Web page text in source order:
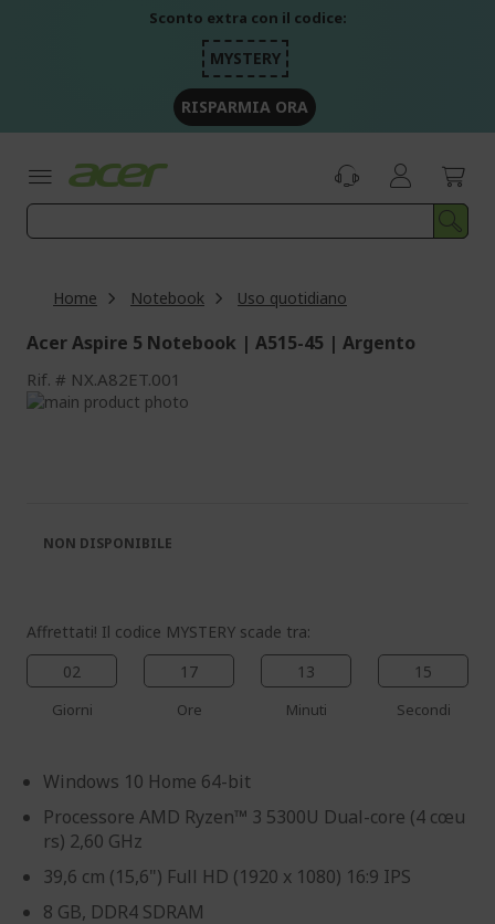
Sconto extra con il codice:
MYSTERY
RISPARMIA ORA
Home Notebook Uso quotidiano
Acer Aspire 5 Notebook | A515-45 | Argento
Rif. NX.A82ET.001
Vai
immagini
immagini
Affrettati! Il codice MYSTERY scade tra:
02
Giorni
17
Ore
13
Minuti
15
Secondi
Windows 10 Home 64-bit
Processore AMD Ryzen™ 3 5300U Dual-core (4 cœu
rs) 2,60 GHz
39,6 cm (15,6") Full HD (1920 x 1080) 16:9 IPS
8 GB, DDR4 SDRAM
NON DISPONIBILE